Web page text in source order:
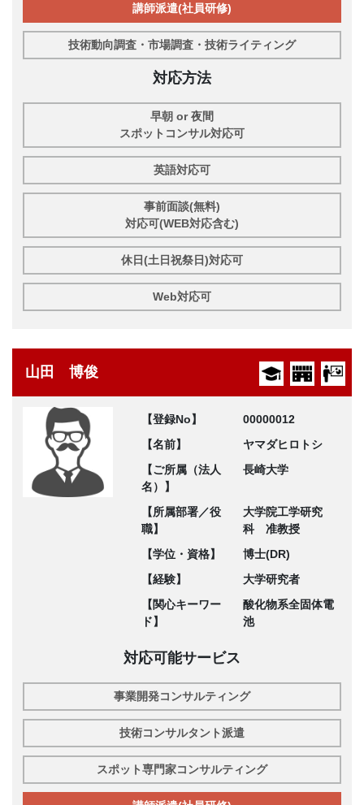
講師派遣(社員研修)
技術動向調査・市場調査・技術ライティング
対応方法
早朝 or 夜間
スポットコンサル対応可
英語対応可
事前面談(無料)
対応可(WEB対応含む)
休日(土日祝祭日)対応可
Web対応可
山田 博俊
【登録No】
00000012
【名前】
ヤマダヒロトシ
【ご所属（法人
名）】
長崎大学
【所属部署／役
職】
大学院工学研究
科 准教授
【学位・資格】
博士(DR)
【経験】
大学研究者
【関心キーワー
ド】
酸化物系全固体電
池
対応可能サービス
事業開発コンサルティング
技術コンサルタント派遣
スポット専門家コンサルティング